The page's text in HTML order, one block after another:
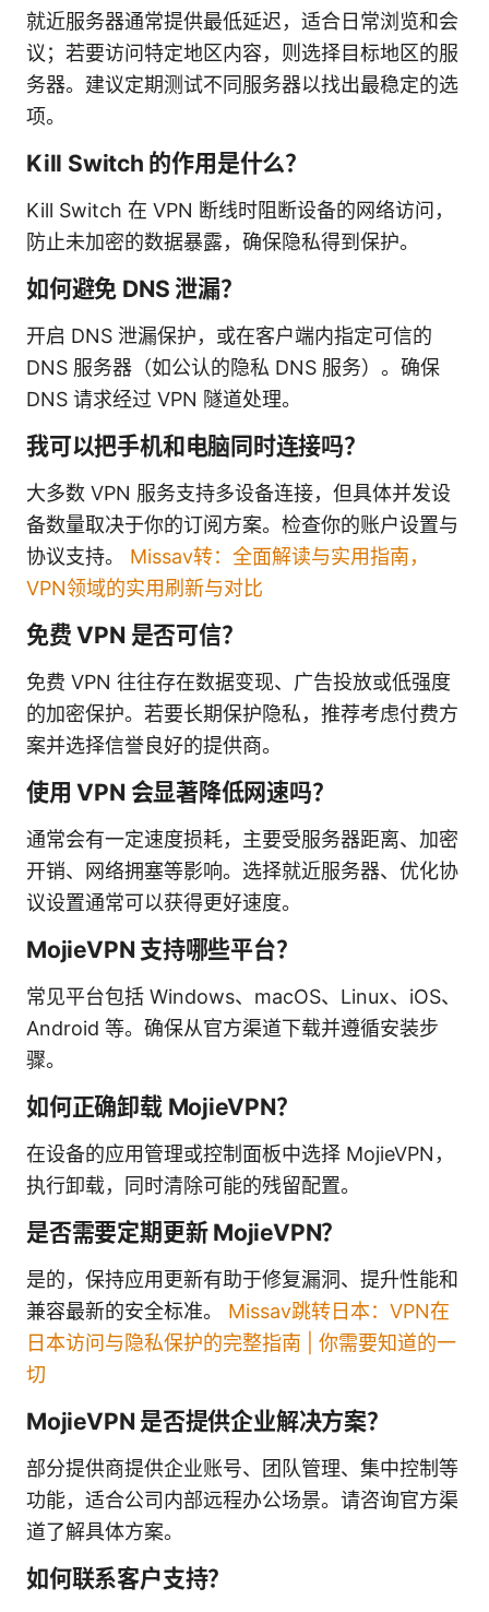
就近服务器通常提供最低延迟，适合日常浏览和会
议；若要访问特定地区内容，则选择目标地区的服
务器。建议定期测试不同服务器以找出最稳定的选
项。
Kill Switch 的作用是什么？
Kill Switch 在 VPN 断线时阻断设备的网络访问，
防止未加密的数据暴露，确保隐私得到保护。
如何避免 DNS 泄漏？
开启 DNS 泄漏保护，或在客户端内指定可信的
DNS 服务器（如公认的隐私 DNS 服务）。确保
DNS 请求经过 VPN 隧道处理。
我可以把手机和电脑同时连接吗？
大多数 VPN 服务支持多设备连接，但具体并发设
备数量取决于你的订阅方案。检查你的账户设置与
协议支持。 Missav转：全面解读与实用指南，
VPN领域的实用刷新与对比
免费 VPN 是否可信？
免费 VPN 往往存在数据变现、广告投放或低强度
的加密保护。若要长期保护隐私，推荐考虑付费方
案并选择信誉良好的提供商。
使用 VPN 会显著降低网速吗？
通常会有一定速度损耗，主要受服务器距离、加密
开销、网络拥塞等影响。选择就近服务器、优化协
议设置通常可以获得更好速度。
MojieVPN 支持哪些平台？
常见平台包括 Windows、macOS、Linux、iOS、
Android 等。确保从官方渠道下载并遵循安装步
骤。
如何正确卸载 MojieVPN？
在设备的应用管理或控制面板中选择 MojieVPN，
执行卸载，同时清除可能的残留配置。
是否需要定期更新 MojieVPN？
是的，保持应用更新有助于修复漏洞、提升性能和
兼容最新的安全标准。 Missav跳转日本：VPN在
日本访问与隐私保护的完整指南 | 你需要知道的一
切
MojieVPN 是否提供企业解决方案？
部分提供商提供企业账号、团队管理、集中控制等
功能，适合公司内部远程办公场景。请咨询官方渠
道了解具体方案。
如何联系客户支持？